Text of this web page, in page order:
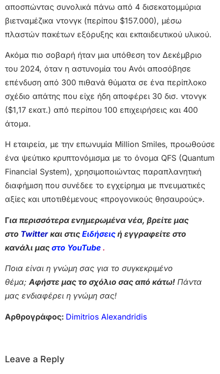
αποσπώντας συνολικά πάνω από 4 δισεκατομμύρια
βιετναμέζικα ντονγκ (περίπου $157.000), μέσω
πλαστών πακέτων εξόρυξης και εκπαιδευτικού υλικού.
Ακόμα πιο σοβαρή ήταν μια υπόθεση τον Δεκέμβριο
του 2024, όταν η αστυνομία του Ανόι αποσόβησε
επένδυση από 300 πιθανά θύματα σε ένα περίπλοκο
σχέδιο απάτης που είχε ήδη αποφέρει 30 δισ. ντονγκ
($1,17 εκατ.) από περίπου 100 επιχειρήσεις και 400
άτομα.
Η εταιρεία, με την επωνυμία Million Smiles, προωθούσε
ένα ψεύτικο κρυπτονόμισμα με το όνομα QFS (Quantum
Financial System), χρησιμοποιώντας παραπλανητική
διαφήμιση που συνέδεε το εγχείρημα με πνευματικές
αξίες και υποτιθέμενους «προγονικούς θησαυρούς».
Για περισσότερα ενημερωμένα νέα, βρείτε μας
στο Twitter και στις Ειδήσεις ή εγγραφείτε στο
κανάλι μας στο YouTube .
Ποια είναι η γνώμη σας για το συγκεκριμένο
θέμα;Αφήστε μας το σχόλιο σας από κάτω! Πάντα
μας ενδιαφέρει η γνώμη σας!
Αρθρογράφος: Dimitrios Alexandridis
Leave a Reply